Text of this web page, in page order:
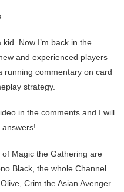
Now I’m back in the
and experienced players
running commentary on card
strategy.
in the comments and I will
Magic the Gathering are
Black, the whole Channel
Crim the Asian Avenger